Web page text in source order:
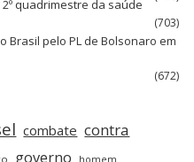
quadrimestre da saúde
(703)
Brasil pelo PL de Bolsonaro em
(672)
combate contra
governo